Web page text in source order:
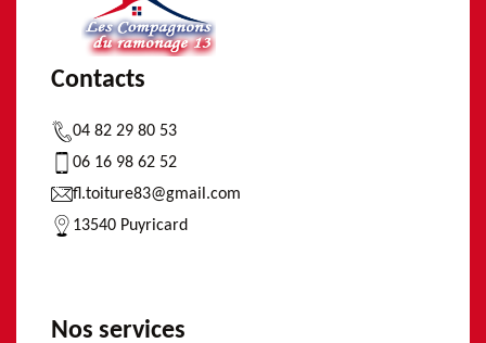
Contacts
04 82 29 80 53
06 16 98 62 52
fl.toiture83@gmail.com
13540 Puyricard
Nos services